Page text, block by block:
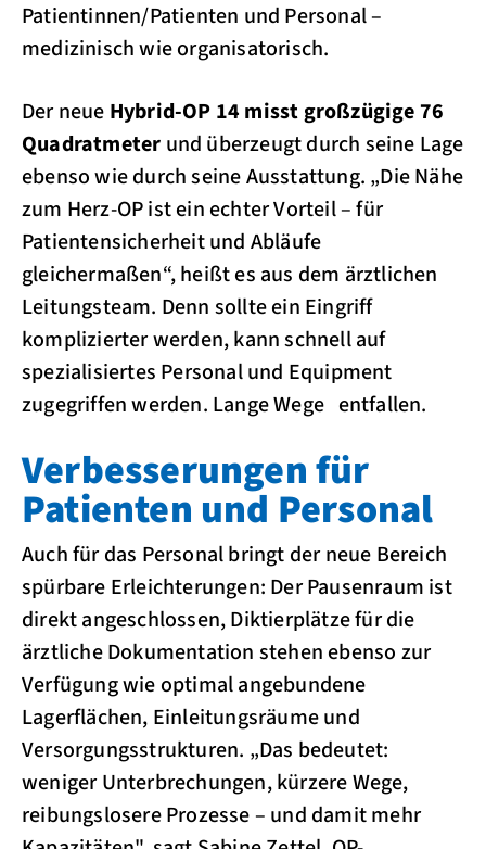
Patientinnen/Patienten und Personal –
medizinisch wie organisatorisch.
Der neue Hybrid-OP 14 misst großzügige 76
Quadratmeter und überzeugt durch seine Lage
ebenso wie durch seine Ausstattung. „Die Nähe
zum Herz-OP ist ein echter Vorteil – für
Patientensicherheit und Abläufe
gleichermaßen“, heißt es aus dem ärztlichen
Leitungsteam. Denn sollte ein Eingriff
komplizierter werden, kann schnell auf
spezialisiertes Personal und Equipment
zugegriffen werden. Lange Wege entfallen.
Verbesserungen für
Patienten und Personal
Auch für das Personal bringt der neue Bereich
spürbare Erleichterungen: Der Pausenraum ist
direkt angeschlossen, Diktierplätze für die
ärztliche Dokumentation stehen ebenso zur
Verfügung wie optimal angebundene
Lagerflächen, Einleitungsräume und
Versorgungsstrukturen. „Das bedeutet:
weniger Unterbrechungen, kürzere Wege,
reibungslosere Prozesse – und damit mehr